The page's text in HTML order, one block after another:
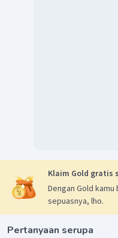
Klaim Gold gratis
Dengan Gold
sepuasnya, lho.
Pertanyaan serupa